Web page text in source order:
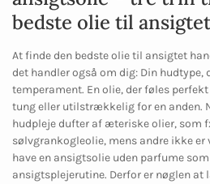
bedste olie til ansigtet
At finde den bedste olie til ansigtet
det handler også om dig: Din
temperament. En olie, der føles
tung eller utilstrækkelig for en anden.
hudpleje dufter af æteriske olier, som
sølvgrankogleolie, mens andre ikke er
have en ansigtsolie uden parfume
ansigtsplejerutine. Derfor er nøglen at